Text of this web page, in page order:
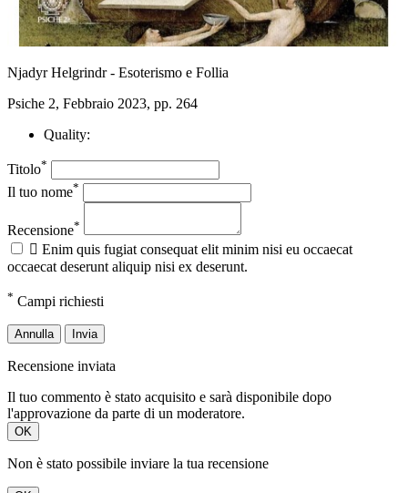
Njadyr Helgrindr - Esoterismo e Follia
Psiche 2, Febbraio 2023, pp. 264
Quality:
Titolo*
Il tuo nome*
Recensione*
 Enim quis fugiat consequat elit minim nisi eu occaecat
occaecat deserunt aliquip nisi ex deserunt.
* Campi richiesti
Annulla Invia
Recensione inviata
Il tuo commento è stato acquisito e sarà disponibile dopo
l'approvazione da parte di un moderatore.
OK
Non è stato possibile inviare la tua recensione